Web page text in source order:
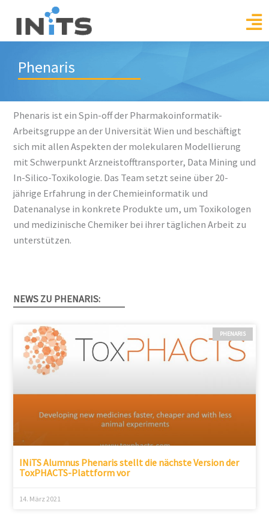
content
Phenaris
Phenaris ist ein Spin-off der Pharmakoinformatik-
Arbeitsgruppe an der Universität Wien und beschäftigt
sich mit allen Aspekten der molekularen Modellierung
mit Schwerpunkt Arzneistofftransporter, Data Mining und
In-Silico-Toxikologie. Das Team setzt seine über 20-
jährige Erfahrung in der Chemieinformatik und
Datenanalyse in konkrete Produkte um, um Toxikologen
und medizinische Chemiker bei ihrer täglichen Arbeit zu
unterstützen.
NEWS ZU PHENARIS:
PHENARIS
INiTS Alumnus Phenaris stellt die nächste Version der
ToxPHACTS-Plattform vor
14. März 2021